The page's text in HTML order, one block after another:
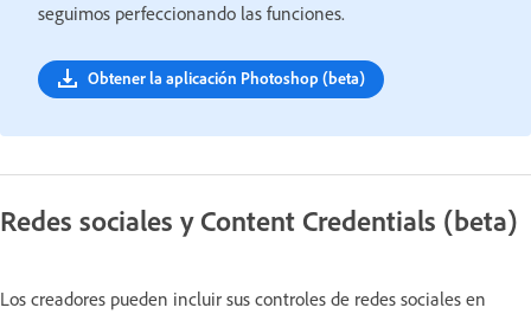
seguimos perfeccionando las funciones.
Obtener la aplicación Photoshop (beta)
Redes sociales y Content Credentials (beta)
Los creadores pueden incluir sus controles de redes sociales en